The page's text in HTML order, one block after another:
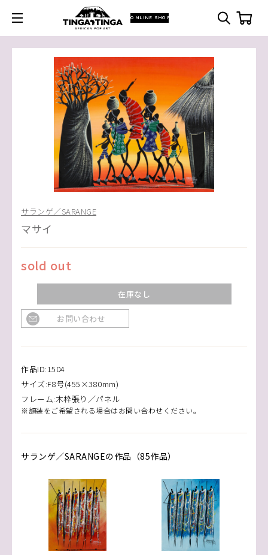
ONLINE SHOP
サランゲ／SARANGE
マサイ
sold out
在庫なし
お問い合わせ
作品ID:1504
サイズ:F8号(455×380mm)
フレーム:木枠張り／パネル
※額装をご希望される場合はお問い合わせください。
サランゲ／SARANGEの作品（85作品）